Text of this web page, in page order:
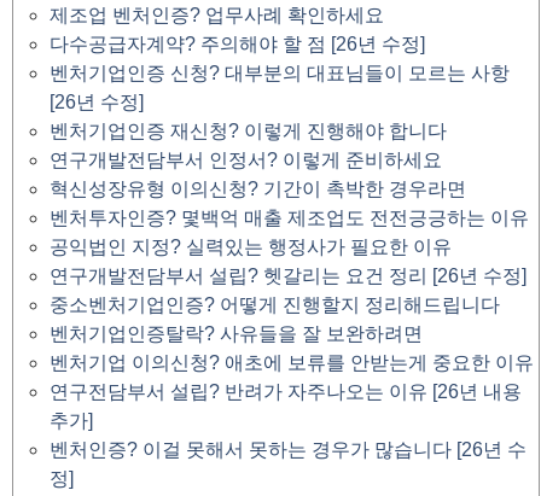
제조업 벤처인증? 업무사례 확인하세요
다수공급자계약? 주의해야 할 점 [26년 수정]
벤처기업인증 신청? 대부분의 대표님들이 모르는 사항
[26년 수정]
벤처기업인증 재신청? 이렇게 진행해야 합니다
연구개발전담부서 인정서? 이렇게 준비하세요
혁신성장유형 이의신청? 기간이 촉박한 경우라면
벤처투자인증? 몇백억 매출 제조업도 전전긍긍하는 이유
공익법인 지정? 실력있는 행정사가 필요한 이유
연구개발전담부서 설립? 헷갈리는 요건 정리 [26년 수정]
중소벤처기업인증? 어떻게 진행할지 정리해드립니다
벤처기업인증탈락? 사유들을 잘 보완하려면
벤처기업 이의신청? 애초에 보류를 안받는게 중요한 이유
연구전담부서 설립? 반려가 자주나오는 이유 [26년 내용
추가]
벤처인증? 이걸 못해서 못하는 경우가 많습니다 [26년 수
정]